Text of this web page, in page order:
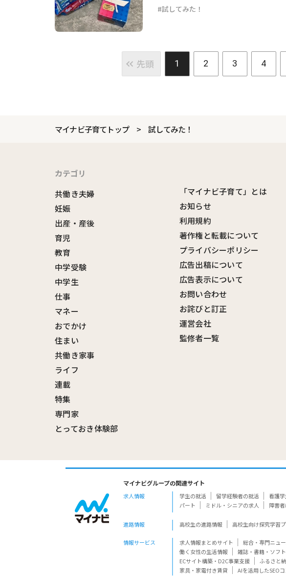
試してみた！
先頭 1 2 3 4
マイナビ子育てトップ 試してみた！
カテゴリ
共働き夫婦
妊娠
出産・産後
育児
教育
中学受験
中学生
仕事
マネー
おでかけ
住まい
共働き家事
ライフ
連載
特集
専門家
とっておき体験部
「マイナビ子育て」とは
お知らせ
利用規約
著作権と転載について
プライバシーポリシー
広告出稿について
広告表示について
お問い合わせ
お詫びと訂正
運営会社
監修者一覧
マイナビグループの関連サイト
求人情報 学生の就活 留学経験者の就活 看護
パート
ミドル・シニアの求人 障害
進路情報 高校生の進路情報 高校生向け探究学習
情報サービス 求人情報まとめサイト 総合・専門ニュ
働く女性の生活情報
雑誌・書籍・ソフト
ECサイト構築・D2C事業支援
ふるさと
家具・家電付き賃貸
AIを活用したSEO